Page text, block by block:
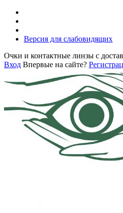
Версия для слабовидящих
Очки и контактные линзы с
Вход Впервые на сайте?